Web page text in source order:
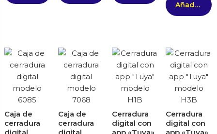
Añadir al carrito
Caja de
cerradura
Caja de
cerradura
Cerradura
digital con
Cerradura
digital con